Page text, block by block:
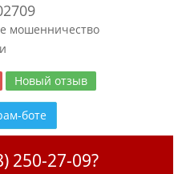
мошенничество
Новый отзыв
боте
250-27-09?